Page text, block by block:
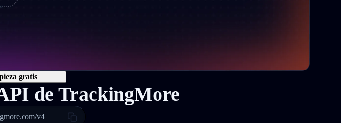
gratis
de TrackingMore
v4